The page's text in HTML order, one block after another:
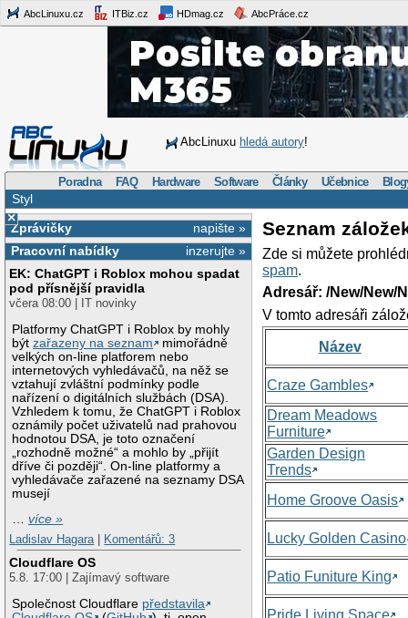
AbcLinuxu.cz ITBiz.cz HDmag.cz AbcPráce.cz
AbcLinuxu hledá autory!
Poradna FAQ Hardware Software Články Učebnice
Styl
×
napište »
Zprávičky
inzerujte »
Pracovní nabídky
EK: ChatGPT i Roblox mohou spadat
pod přísnější pravidla
včera 08:00 | IT novinky
Platformy ChatGPT i Roblox by mohly
býtzařazeny na seznam
mimořádně
velkých on-line platforem nebo
internetových vyhledávačů, na něž se
vztahují zvláštní podmínky podle
nařízení o digitálních službách (DSA).
Vzhledem k tomu, že ChatGPT i Roblox
oznámily počet uživatelů nad prahovou
hodnotou DSA, je toto označení
„rozhodně možné“ a mohlo by „přijít
dříve či později“. On-line platformy a
vyhledávače zařazené na seznamy DSA
musejí
…více »
Ladislav Hagara
Komentářů: 3
Cloudflare OS
5.8. 17:00 | Zajímavý software
Společnost Cloudflare představila
Seznam
Zde si můžete
spam.
Adresář: /New/New/
V tomto adresáři
Název
Craze Gambles
Dream Meadows
Furniture
Garden Design
Trends
Home Groove Oasis
Lucky Golden Casino
Patio Funiture King
Pride Living Space